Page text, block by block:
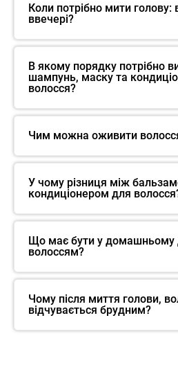
Коли потрібно мити голову:
ввечері?
В якому порядку потрібно
шампунь, маску та
волосся?
Чим можна оживити
У чому різниця між
кондиціонером для
Що має бути у домашньому
волоссям?
Чому після миття голови,
відчувається брудним?